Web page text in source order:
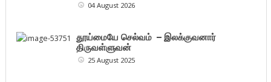
04 August 2026
தூய்மையே செல்வம் – இலக்குவனார்
திருவள்ளுவன்
25 August 2025